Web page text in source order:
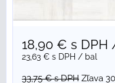
18,90 € s DPH
23,63 € s DPH / bal
33,75 €s DPH Zľava